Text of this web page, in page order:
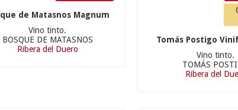
de Matasnos Magnum
Vino tinto.
BOSQUE DE MATASNOS
Ribera del Duero
Tomás Postigo
Vino tinto.
TOMÁS
Ribera del
65.07€